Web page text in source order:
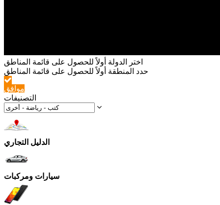
موافق
التصنيفات
الدليل التجاري
سيارات ومركبات